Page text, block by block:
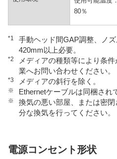
80％
*1
手動ヘッド間GAP調整、ノ
420mm以上必要。
*2
メディアの種類等により条
業へお問い合わせください。
*3 メディアの斜行を除く。
※ Ethernetケーブルは同梱され
※
換気の悪い部屋、または密
分な換気を行ってください。
電源コンセント形状